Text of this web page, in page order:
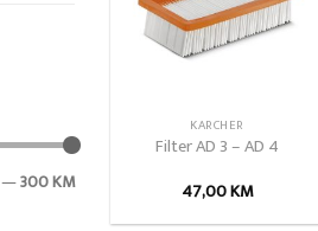
300 KM
KARCHER
Filter AD 3 – AD 4
47,00KM